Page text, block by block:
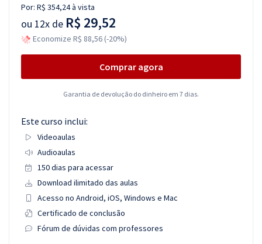
Por: R$ 354,24à vista
ou 12x de R$ 29,52
Economize R$ 88,56 (-20%)
Comprar agora
Garantia de devolução do dinheiro em 7 dias.
Este curso inclui:
Videoaulas
Audioaulas
150 dias para acessar
Download ilimitado das aulas
Acesso no Android, iOS, Windows e Mac
Certificado de conclusão
Fórum de dúvidas com professores